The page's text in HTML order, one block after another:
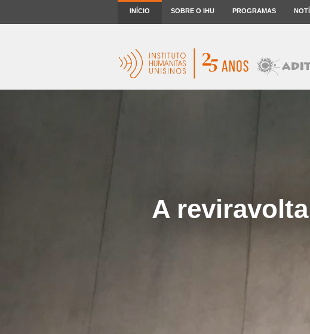
INÍCIO SOBRE O IHU PROGRAMAS
A